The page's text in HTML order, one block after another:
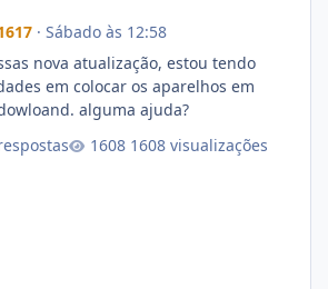
· Sábado às 12:58
nova atualização, estou tendo
em colocar os aparelhos em
alguma ajuda?
1608 visualizações